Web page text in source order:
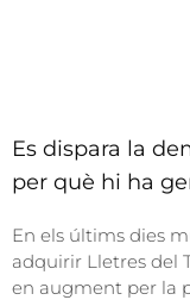
Es dispara la
per què hi ha
En els últims dies
adquirir Lletres del
en augment per la